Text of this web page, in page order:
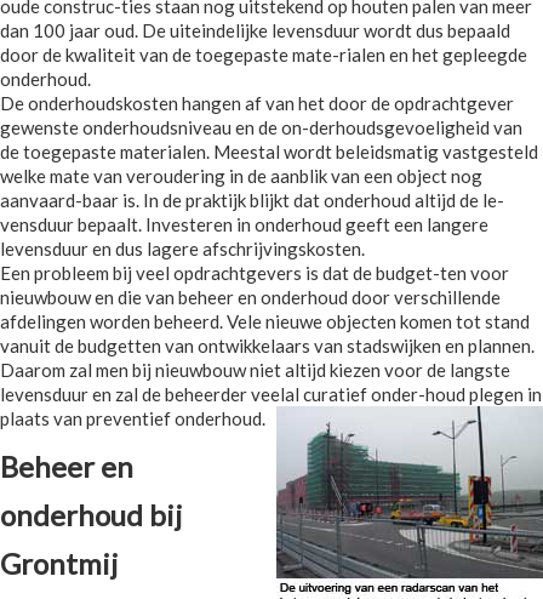
oude construc-ties staan nog uitstekend op houten palen van meer
dan 100 jaar oud. De uiteindelijke levensduur wordt dus bepaald
door de kwaliteit van de toegepaste mate-rialen en het gepleegde
onderhoud.
De onderhoudskosten hangen af van het door de opdrachtgever
gewenste onderhoudsniveau en de on-derhoudsgevoeligheid van
de toegepaste materialen. Meestal wordt beleidsmatig vastgesteld
welke mate van veroudering in de aanblik van een object nog
aanvaard-baar is. In de praktijk blijkt dat onderhoud altijd de le-
vensduur bepaalt. Investeren in onderhoud geeft een langere
levensduur en dus lagere afschrijvingskosten.
Een probleem bij veel opdrachtgevers is dat de budget-ten voor
nieuwbouw en die van beheer en onderhoud door verschillende
afdelingen worden beheerd. Vele nieuwe objecten komen tot stand
vanuit de budgetten van ontwikkelaars van stadswijken en plannen.
Daarom zal men bij nieuwbouw niet altijd kiezen voor de langste
levensduur en zal de beheerder veelal curatief onder-houd plegen in
plaats van preventief onderhoud.
Beheer en
onderhoud bij
Grontmij